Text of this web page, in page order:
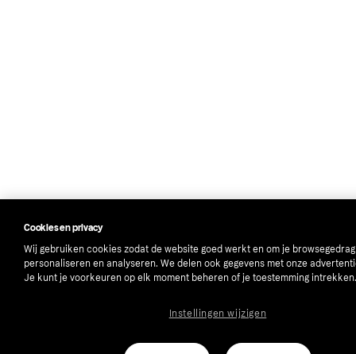
Cookies en privacy
Wij gebruiken cookies zodat de website goed werkt en om je
personaliseren en analyseren. We delen ook gegevens met onze
Je kunt je voorkeuren op elk moment beheren of je toestemming intrekken.
Instellingen wijzigen